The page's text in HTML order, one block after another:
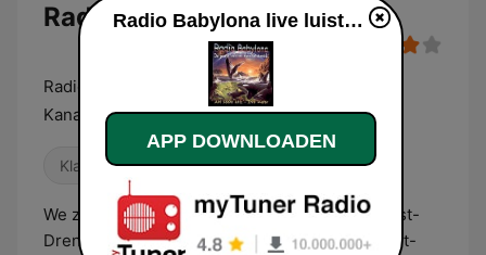
Radio Babylona
Radio Babylona AM 1008 kHz, de parel van de
Kanaalstreek
Klassieke rock Klassieke hits Country
We zijn te ontvangen op de AM 1008 khz in Oost-
Drenthe (NL), Zuidoost-Groningen (NL) en West-
Radio Babylona live luisteren
APP DOWNLOADEN